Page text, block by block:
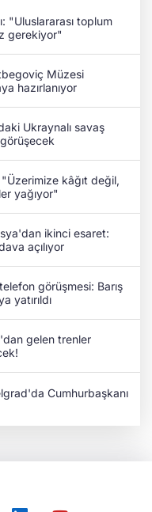
"Uluslararası toplum
gerekiyor"
Müzesi
hazırlanıyor
Ukraynalı savaş
"Üzerimize kâğıt değil,
yağıyor"
ikinci esaret:
açılıyor
görüşmesi: Barış
yatırıldı
gelen trenler
Cumhurbaşkanı